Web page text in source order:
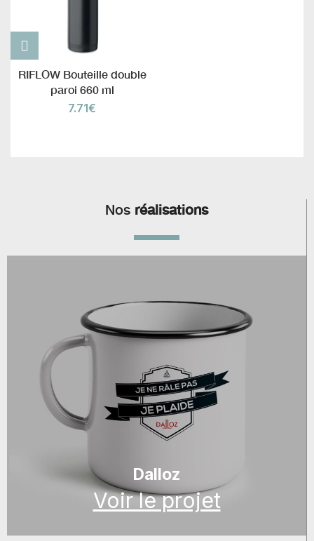
RIFLOW Bouteille double
paroi 660 ml
7.71€
Nos réalisations
Dalloz
Voir le projet